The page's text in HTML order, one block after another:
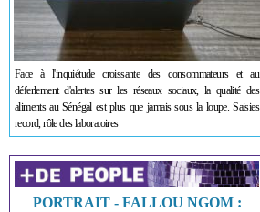
Face à l'inquiétude croissante des consommateurs et au
déferlement d'alertes sur les réseaux sociaux, la qualité des
aliments au Sénégal est plus que jamais sous la loupe. Saisies
record, rôle des laboratoires
PORTRAIT - FALLOU NGOM :